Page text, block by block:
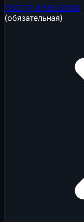
ГОСТ Р 8.563-2009
(обязательная)